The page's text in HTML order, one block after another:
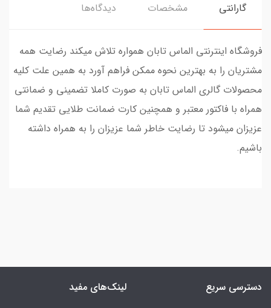
گارانتی مشخصات دیدگاه‌ها
فروشگاه اینترنتی الماس تابان همواره تلاش میکند رضایت همه
مشتریان را به بهترین نحوه ممکن فراهم آورد به همین علت کلیه
محصولات گالری الماس تابان به صورت کاملا تضمینی و ضمانتی
همراه با فاکتور معتبر و همچنین کارت ضمانت طلایی تقدیم شما
عزیزان میشود تا رضایت خاطر شما عزیزان را به همراه داشته
باشیم.
دسترسی سریع لینک‌های مفید